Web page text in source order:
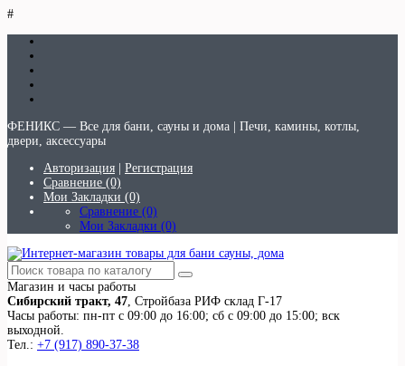
#
ФЕНИКС — Все для бани, сауны и дома | Печи, камины, котлы,
двери, аксессуары
Авторизация
Регистрация
Сравнение (0)
Мои Закладки (0)
Сравнение (0)
Мои Закладки (0)
Магазин и часы работы
Сибирский тракт, 47, Стройбаза РИФ склад Г-17
Часы работы: пн-пт с 09:00 до 16:00; сб с 09:00 до 15:00; вск
выходной.
Тел.: +7 (917) 890-37-38